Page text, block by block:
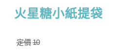
火星糖小紙提袋
定價10